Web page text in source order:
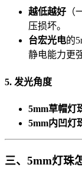
越低越好 （
压损坏。
台宏光电的
静电能力更
5. 发光角度
5mm草帽灯
5mm内凹灯
三、5mm灯珠